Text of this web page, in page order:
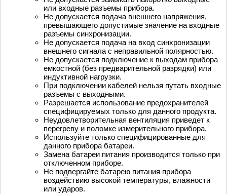
или входные разъемы прибора.
Не допускается подача внешнего напряжения,
превышающего допустимые значение на входные
разъемы синхронизации.
Не допускается подача на вход синхронизации
внешнего сигнала с неправильной полярностью.
Не допускается подключение к выходам прибора
емкостной (без предварительной разрядки) или
индуктивной нагрузки.
При подключении кабелей нельзя путать входные
разъемы с выходными.
Разрешается использование предохранителей
специфицируемых только для данного продукта.
Неудовлетворительная вентиляция приведет к
перегреву и поломке измерительного прибора.
Используйте только специфицированные для
данного прибора батареи.
Замена батареи питания производится только при
отключенном приборе.
Не подвергайте батарею питания прибора
воздействию высокой температуры, влажности
или ударов.